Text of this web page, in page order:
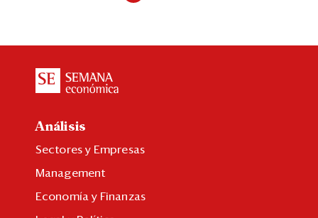
Análisis
Sectores y Empresas
Management
Economía y Finanzas